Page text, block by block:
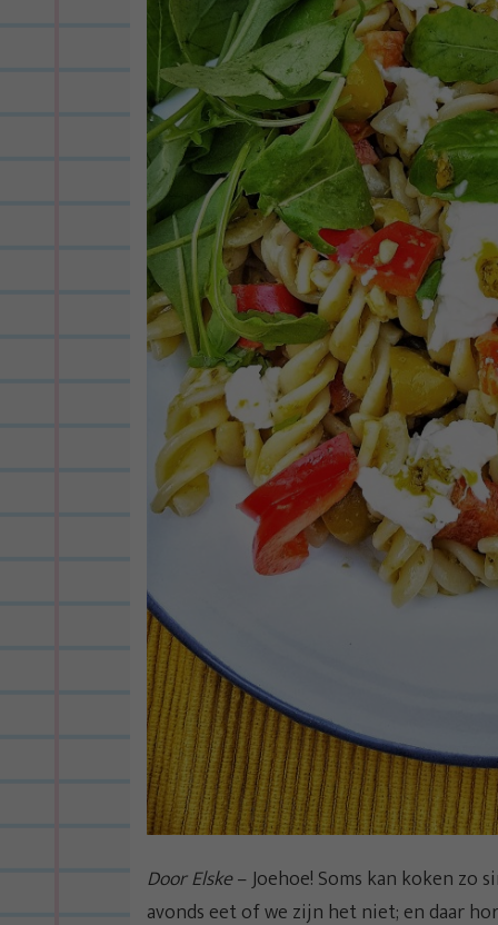
Door Elske– Joehoe! Soms kan koken zo
avonds eet of we zijn het niet; en daar